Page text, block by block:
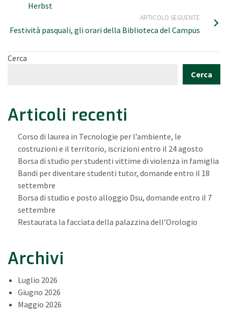
Herbst
ARTICOLO SEGUENTE
Festività pasquali, gli orari della Biblioteca del Campus
Cerca
Cerca
Articoli recenti
Corso di laurea in Tecnologie per l’ambiente, le
costruzioni e il territorio, iscrizioni entro il 24 agosto
Borsa di studio per studenti vittime di violenza in famiglia
Bandi per diventare studenti tutor, domande entro il 18
settembre
Borsa di studio e posto alloggio Dsu, domande entro il 7
settembre
Restaurata la facciata della palazzina dell’Orologio
Archivi
Luglio 2026
Giugno 2026
Maggio 2026